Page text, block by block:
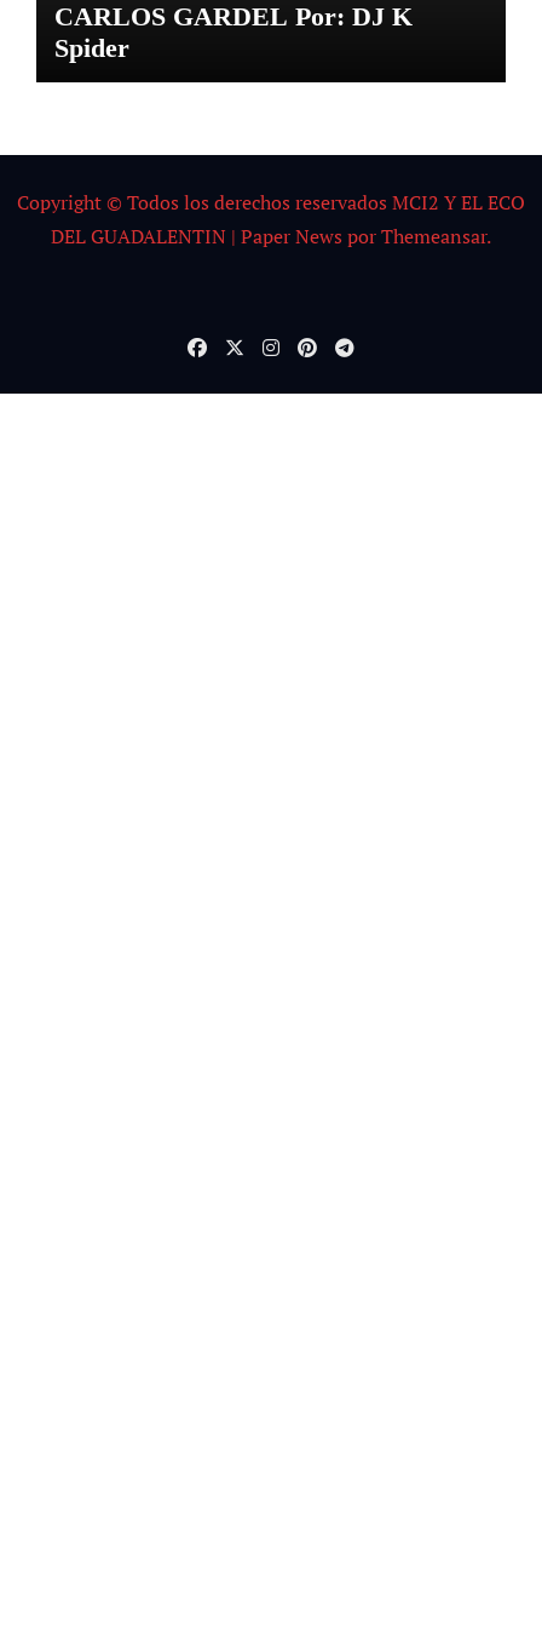
CARLOS GARDEL Por: DJ K
Spider
Copyright © Todos los derechos reservados MCI2 Y EL ECO
DEL GUADALENTIN | Paper News porThemeansar.